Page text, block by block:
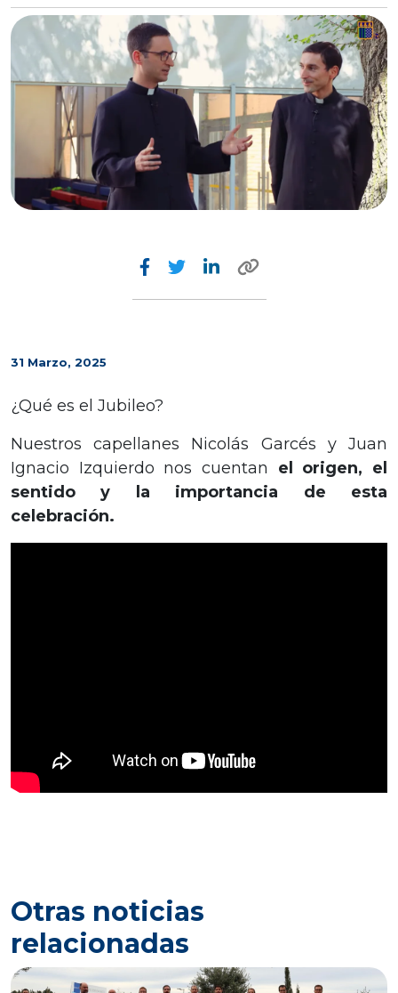
31 Marzo, 2025
¿Qué es el Jubileo?
Nuestros capellanes Nicolás Garcés y Juan
Ignacio Izquierdo nos cuentan el origen, el
sentido y la importancia de esta
celebración.
Otras noticias
relacionadas